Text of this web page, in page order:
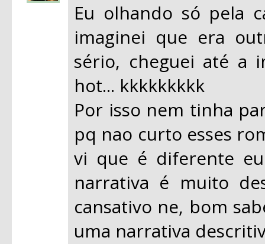
Eu olhando só pela
imaginei que era
sério, cheguei até a
hot... kkkkkkkkk
Por isso nem tinha
pq nao curto esses
vi que é diferente
narrativa é muito
cansativo ne, bom
uma narrativa